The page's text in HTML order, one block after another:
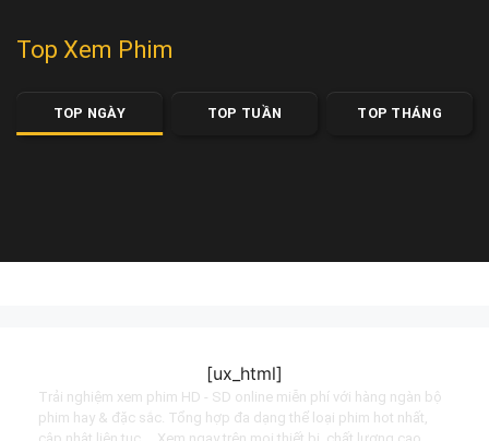
Top Xem Phim
TOP NGÀY TOP TUẦN TOP THÁNG